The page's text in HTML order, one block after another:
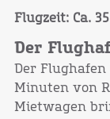
Flugzeit: Ca.
Der
Der Flughafen
Minuten von
Mietwagen